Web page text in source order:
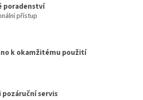
poradenství
přístup
k okamžitému použití
pozáruční servis